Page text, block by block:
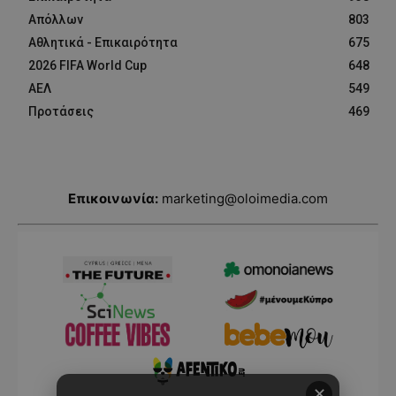
Απόλλων
803
Αθλητικά - Επικαιρότητα
675
2026 FIFA World Cup
648
ΑΕΛ
549
Προτάσεις
469
Επικοινωνία: marketing@oloimedia.com